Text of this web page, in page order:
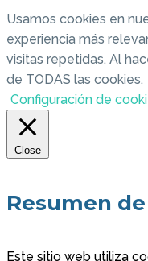
Usamos cookies en
experiencia más
visitas repetidas. Al
de TODAS las cookies.
Configuración de
Close
Resumen
Este sitio web utiliza